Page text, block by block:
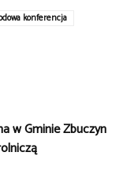
konferencja
w Gminie Zbuczyn